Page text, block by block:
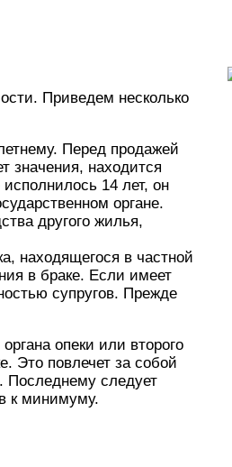
Приведем несколько
Перед продажей
значения, находится
14 лет, он
органе.
другого жилья,
находящегося в частной
в браке. Если имеет
супругов. Прежде
опеки или второго
Это повлечет за собой
Последнему следует
к минимуму.